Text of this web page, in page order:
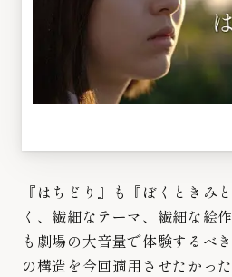
『はちどり』も『ぼくときみ
く、繊細なテーマ、繊細な絵
も劇場の大音量で体験するべ
の構造を今回適用させたかっ